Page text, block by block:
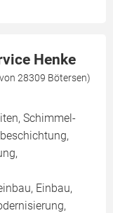
Henke
28309 Bötersen)
Schimmel-
Einbau,